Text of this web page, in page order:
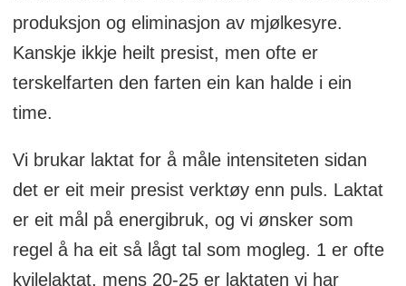
produksjon og eliminasjon av mjølkesyre.
Kanskje ikkje heilt presist, men ofte er
terskelfarten den farten ein kan halde i ein
time.
Vi brukar laktat for å måle intensiteten sidan
det er eit meir presist verktøy enn puls. Laktat
er eit mål på energibruk, og vi ønsker som
regel å ha eit så lågt tal som mogleg. 1 er ofte
kvilelaktat, mens 20-25 er laktaten vi har